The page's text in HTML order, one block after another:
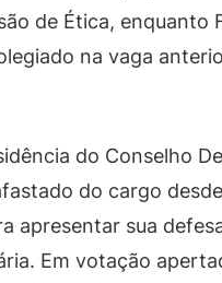
de Ética, enquanto
na vaga
do Conselho
do cargo
apresentar sua
Em votação